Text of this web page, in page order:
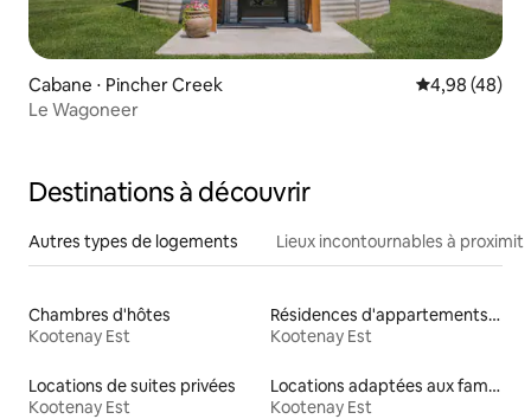
Cabane ⋅ Pincher Creek Évaluation
4,98 (48)
Le Wagoneer
Destinations à découvrir
Autres types de logements Lieux incontournables à
Chambres d'hôtes
Kootenay Est
Résidences d'appartements en location
Kootenay Est
Locations de suites privées
Kootenay Est
Locations adaptées aux familles
Kootenay Est